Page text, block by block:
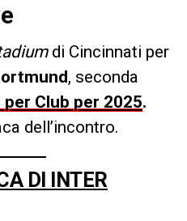
di Cincinnati per
, seconda
per Club per 2025.
dell’incontro.
DI INTER